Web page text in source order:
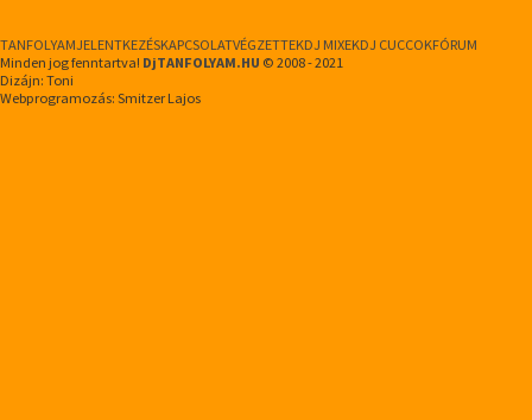
TANFOLYAMJELENTKEZÉSKAPCSOLATVÉGZETTEKDJ MIXEKDJ CUCCOKFÓRUM
Minden jog fenntartva! DjTANFOLYAM.HU © 2008 - 2021
Dizájn: Toni
Webprogramozás: Smitzer Lajos